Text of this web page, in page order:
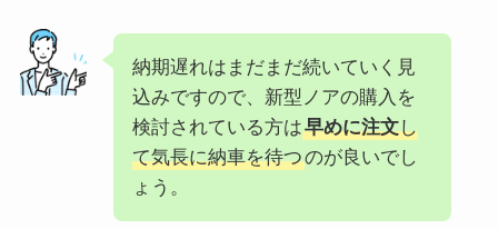
納期遅れはまだまだ続いていく見
込みですので、新型ノアの購入を
検討されている方は早めに注文し
て気長に納車を待つのが良いでし
ょう。